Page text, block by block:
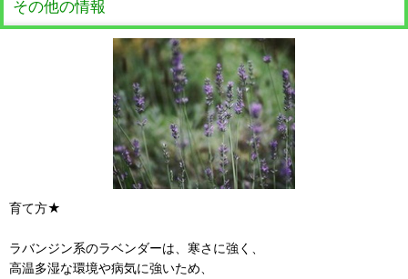
その他の情報
育て方★
ラバンジン系のラベンダーは、寒さに強く、
高温多湿な環境や病気に強いため、